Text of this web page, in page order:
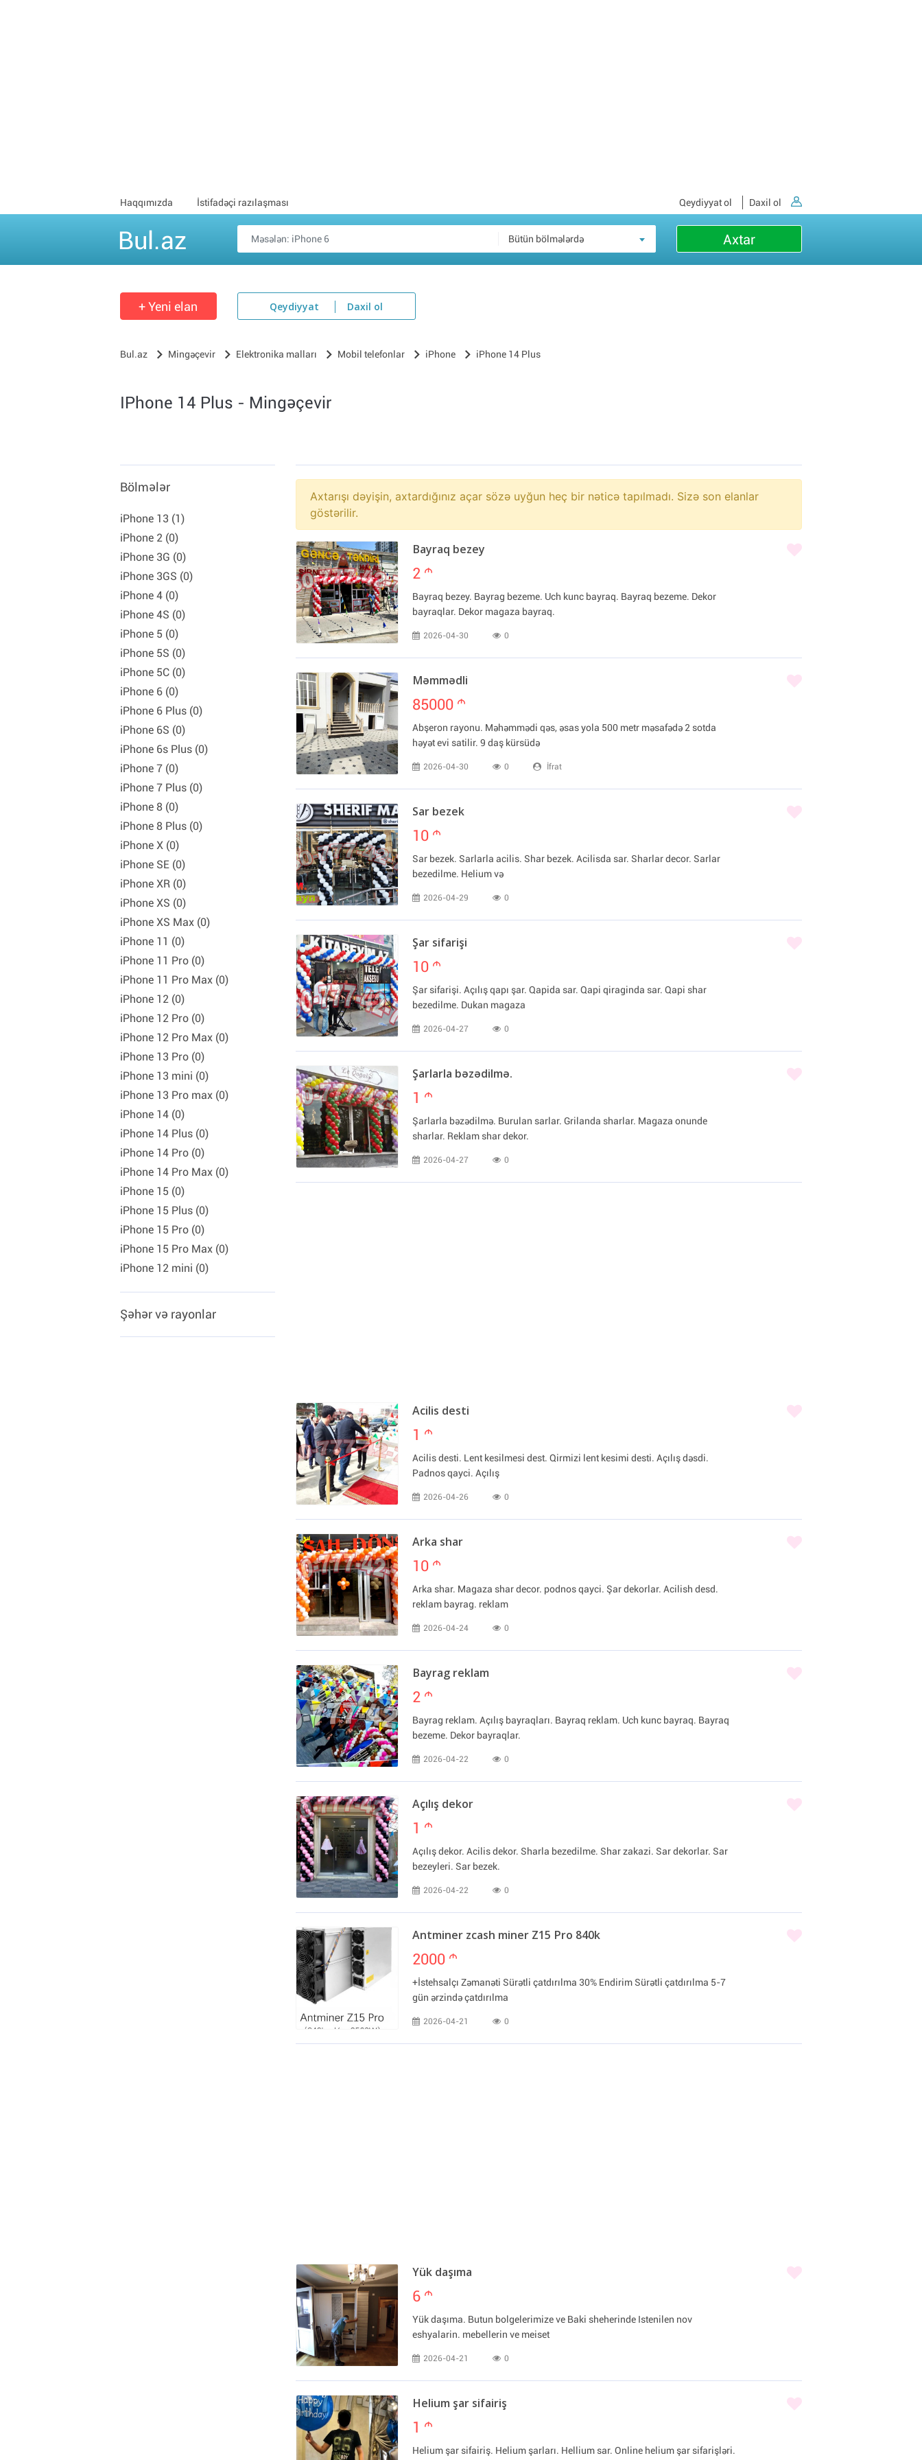
Haqqımızda İstifadəçi razılaşması Qeydiyyat ol Daxil ol
Bul.az Bütün bölmələrdə Axtar
+ Yeni elan Qeydiyyat Daxil ol
Bul.az Mingəçevir Elektronika malları Mobil telefonlar iPhone iPhone 14 Plus
IPhone 14 Plus - Mingəçevir
Bölmələr
iPhone 13 (1)
iPhone 2 (0)
iPhone 3G (0)
iPhone 3GS (0)
iPhone 4 (0)
iPhone 4S (0)
iPhone 5 (0)
iPhone 5S (0)
iPhone 5C (0)
iPhone 6 (0)
iPhone 6 Plus (0)
iPhone 6S (0)
iPhone 6s Plus (0)
iPhone 7 (0)
iPhone 7 Plus (0)
iPhone 8 (0)
iPhone 8 Plus (0)
iPhone X (0)
iPhone SE (0)
iPhone XR (0)
iPhone XS (0)
iPhone XS Max (0)
iPhone 11 (0)
iPhone 11 Pro (0)
iPhone 11 Pro Max (0)
iPhone 12 (0)
iPhone 12 Pro (0)
iPhone 12 Pro Max (0)
iPhone 13 Pro (0)
iPhone 13 mini (0)
iPhone 13 Pro max (0)
iPhone 14 (0)
iPhone 14 Plus (0)
iPhone 14 Pro (0)
iPhone 14 Pro Max (0)
iPhone 15 (0)
iPhone 15 Plus (0)
iPhone 15 Pro (0)
iPhone 15 Pro Max (0)
iPhone 12 mini (0)
Şəhər və rayonlar
Axtarışı dəyişin, axtardığınız açar sözə uyğun heç bir nəticə tapılmadı. Sizə son elanlar
göstərilir.
Bayraq bezey
2 m
Bayraq bezey. Bayrag bezeme. Uch kunc bayraq. Bayraq bezeme. Dekor
bayraqlar. Dekor magaza bayraq.
2026-04-30 0
Məmmədli
85000 m
Abşeron rayonu. Məhəmmədi qəs, əsas yola 500 metr məsafədə 2 sotda
həyət evi satilir. 9 daş kürsüdə
2026-04-30 0 İfrat
Sar bezek
10 m
Sar bezek. Sarlarla acilis. Shar bezek. Acilisda sar. Sharlar decor. Sarlar
bezedilme. Helium və
2026-04-29 0
Şar sifarişi
10 m
Şar sifarişi. Açılış qapı şar. Qapida sar. Qapi qiraginda sar. Qapi shar
bezedilme. Dukan magaza
2026-04-27 0
Şarlarla bəzədilmə.
1 m
Şarlarla bəzədilmə. Burulan sarlar. Grilanda sharlar. Magaza onunde
sharlar. Reklam shar dekor.
2026-04-27 0
Acilis desti
1 m
Acilis desti. Lent kesilmesi dest. Qirmizi lent kesimi desti. Açılış dəsdi.
Padnos qayci. Açılış
2026-04-26 0
Arka shar
10 m
Arka shar. Magaza shar decor. podnos qayci. Şar dekorlar. Acilish desd.
reklam bayrag. reklam
2026-04-24 0
Bayrag reklam
2 m
Bayrag reklam. Açılış bayraqları. Bayraq reklam. Uch kunc bayraq. Bayraq
bezeme. Dekor bayraqlar.
2026-04-22 0
Açılış dekor
1 m
Açılış dekor. Acilis dekor. Sharla bezedilme. Shar zakazi. Sar dekorlar. Sar
bezeyleri. Sar bezek.
2026-04-22 0
Antminer zcash miner Z15 Pro 840k
2000 m
+İstehsalçı Zəmanəti Sürətli çatdırılma 30% Endirim Sürətli çatdırılma 5-7
gün ərzində çatdırılma
2026-04-21 0
Yük daşıma
6 m
Yük daşıma. Butun bolgelerimize ve Baki sheherinde Istenilen nov
eshyalarin. mebellerin ve meiset
2026-04-21 0
Helium şar sifairiş
1 m
Helium şar sifairiş. Helium şarları. Hellium sar. Online helium şar sifarişləri.